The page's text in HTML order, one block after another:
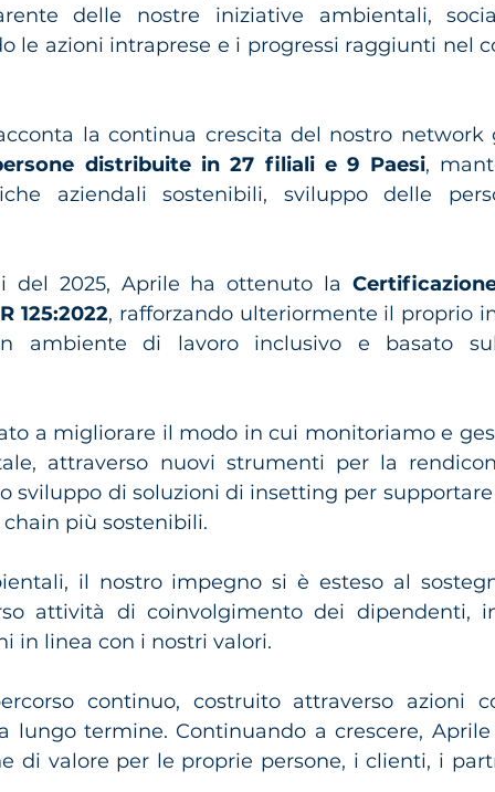
delle nostre iniziative ambientali,
le azioni intraprese e i progressi raggiunti nel
la continua crescita del nostro network
distribuite in 27 filiali e 9 Paesi,
aziendali sostenibili, sviluppo delle
del 2025, Aprile ha ottenuto la
125:2022, rafforzando ulteriormente il proprio
ambiente di lavoro inclusivo e basato
a migliorare il modo in cui monitoriamo e
attraverso nuovi strumenti per la
sviluppo di soluzioni di insetting per
più sostenibili.
il nostro impegno si è esteso al
attività di coinvolgimento dei dipendenti,
in linea con i nostri valori.
continuo, costruito attraverso azioni
lungo termine. Continuando a crescere,
di valore per le proprie persone, i clienti, i